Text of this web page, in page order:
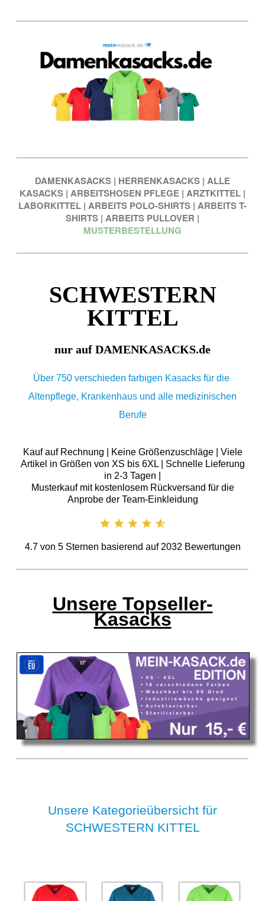
DAMENKASACKS | HERRENKASACKS | ALLE
KASACKS | ARBEITSHOSEN PFLEGE | ARZTKITTEL |
LABORKITTEL | ARBEITS POLO-SHIRTS | ARBEITS T-
SHIRTS | ARBEITS PULLOVER |
MUSTERBESTELLUNG
SCHWESTERN
KITTEL
nur auf DAMENKASACKS.de
Über 750 verschieden farbigen Kasacks für die
Altenpflege, Krankenhaus und alle medizinischen
Berufe
Kauf auf Rechnung | Keine Größenzuschläge | Viele
Artikel in Größen von XS bis 6XL | Schnelle Lieferung
in 2-3 Tagen |
Musterkauf mit kostenlosem Rückversand für die
Anprobe der Team-Einkleidung
4.7von 5Sternen basierend auf 2032 Bewertungen
Unsere Topseller-
Kasacks
Unsere Kategorieübersicht für
SCHWESTERN KITTEL